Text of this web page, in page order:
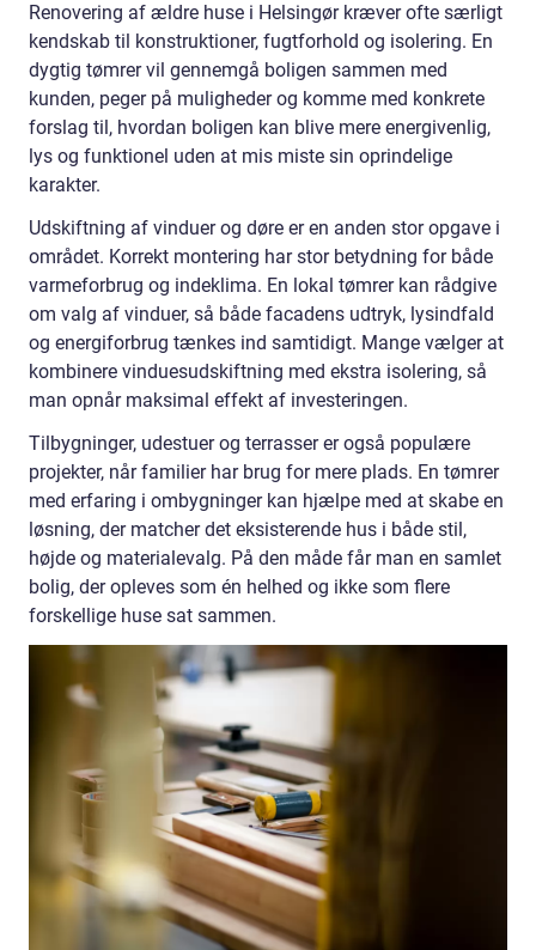
Renovering af ældre huse i Helsingør kræver ofte særligt
kendskab til konstruktioner, fugtforhold og isolering. En
dygtig tømrer vil gennemgå boligen sammen med
kunden, peger på muligheder og komme med konkrete
forslag til, hvordan boligen kan blive mere energivenlig,
lys og funktionel uden at mis miste sin oprindelige
karakter.
Udskiftning af vinduer og døre er en anden stor opgave i
området. Korrekt montering har stor betydning for både
varmeforbrug og indeklima. En lokal tømrer kan rådgive
om valg af vinduer, så både facadens udtryk, lysindfald
og energiforbrug tænkes ind samtidigt. Mange vælger at
kombinere vinduesudskiftning med ekstra isolering, så
man opnår maksimal effekt af investeringen.
Tilbygninger, udestuer og terrasser er også populære
projekter, når familier har brug for mere plads. En tømrer
med erfaring i ombygninger kan hjælpe med at skabe en
løsning, der matcher det eksisterende hus i både stil,
højde og materialevalg. På den måde får man en samlet
bolig, der opleves som én helhed og ikke som flere
forskellige huse sat sammen.